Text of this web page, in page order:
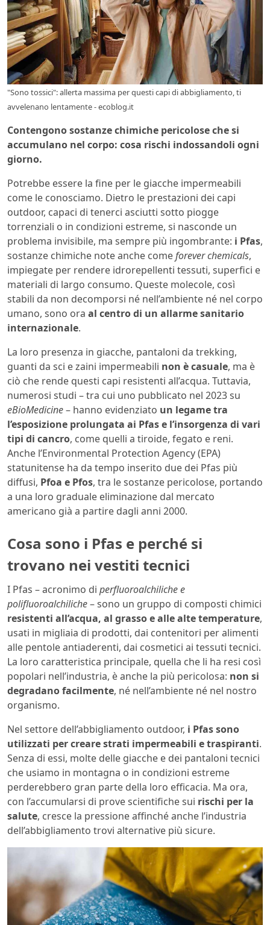
"Sono tossici": allerta massima per questi capi di abbigliamento, ti
avvelenano lentamente - ecoblog.it
Contengono sostanze chimiche pericolose che si
accumulano nel corpo: cosa rischi indossandoli ogni
giorno.
Potrebbe essere la fine per le giacche impermeabili
come le conosciamo. Dietro le prestazioni dei capi
outdoor, capaci di tenerci asciutti sotto piogge
torrenziali o in condizioni estreme, si nasconde un
problema invisibile, ma sempre più ingombrante: i Pfas,
sostanze chimiche note anche comeforever chemicals,
impiegate per rendere idrorepellenti tessuti, superfici e
materiali di largo consumo. Queste molecole, così
stabili da non decomporsi né nell’ambiente né nel corpo
umano, sono ora al centro di un allarme sanitario
internazionale.
La loro presenza in giacche, pantaloni da trekking,
guanti da sci e zaini impermeabili non è casuale, ma è
ciò che rende questi capi resistenti all’acqua. Tuttavia,
numerosi studi – tra cui uno pubblicato nel 2023 su
eBioMedicine– hanno evidenziato un legame tra
l’esposizione prolungata ai Pfas e l’insorgenza di vari
tipi di cancro, come quelli a tiroide, fegato e reni.
Anche l’Environmental Protection Agency (EPA)
statunitense ha da tempo inserito due dei Pfas più
diffusi, Pfoa e Pfos, tra le sostanze pericolose, portando
a una loro graduale eliminazione dal mercato
americano già a partire dagli anni 2000.
Cosa sono i Pfas e perché si
trovano nei vestiti tecnici
I Pfas – acronimo di perfluoroalchiliche e
polifluoroalchiliche– sono un gruppo di composti chimici
resistenti all’acqua, al grasso e alle alte temperature,
usati in migliaia di prodotti, dai contenitori per alimenti
alle pentole antiaderenti, dai cosmetici ai tessuti tecnici.
La loro caratteristica principale, quella che li ha resi così
popolari nell’industria, è anche la più pericolosa: non si
degradano facilmente, né nell’ambiente né nel nostro
organismo.
Nel settore dell’abbigliamento outdoor, i Pfas sono
utilizzati per creare strati impermeabili e traspiranti.
Senza di essi, molte delle giacche e dei pantaloni tecnici
che usiamo in montagna o in condizioni estreme
perderebbero gran parte della loro efficacia. Ma ora,
con l’accumularsi di prove scientifiche sui rischi per la
salute, cresce la pressione affinché anche l’industria
dell’abbigliamento trovi alternative più sicure.